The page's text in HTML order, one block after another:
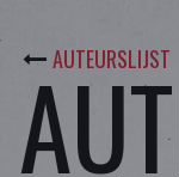
AUTEURSLIJST